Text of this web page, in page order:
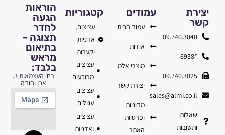
הוראות
הגעה
לחדר
תצוגה –
בתיאום
מראש
בלבד:
רח' העצמאות 3,
אבן יהודה
קטגוריות
עציצים,
אדניות
וקערות
עציצים
מרובעים
עציצים
עגולים
עציצים
ואדניות
עמודים
עמוד הבית
אודות
מוצרי אלמי
יצירת קשר
מדיניות
ופרטיות
האתר
יצירת
קשר
09.740.3040
*6938
09.740.3025
sales@almi.co.il
שאלות
ותשובות